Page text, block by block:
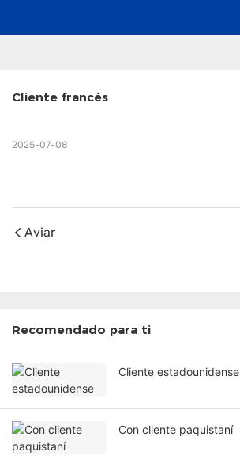
Cliente francés
2025-07-08
Aviar
Recomendado para ti
Cliente estadounidense
Con cliente paquistaní